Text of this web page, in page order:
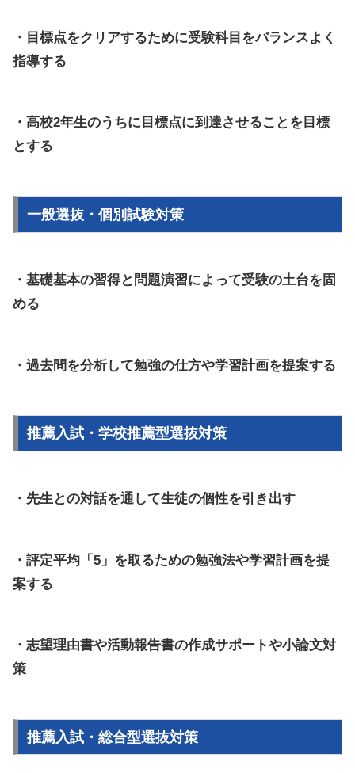
・目標点をクリアするために受験科目をバランスよく
指導する
・高校2年生のうちに目標点に到達させることを目標
とする
一般選抜・個別試験対策
・基礎基本の習得と問題演習によって受験の土台を固
める
・過去問を分析して勉強の仕方や学習計画を提案する
推薦入試・学校推薦型選抜対策
・先生との対話を通して生徒の個性を引き出す
・評定平均「5」を取るための勉強法や学習計画を提
案する
・志望理由書や活動報告書の作成サポートや小論文対
策
推薦入試・総合型選抜対策